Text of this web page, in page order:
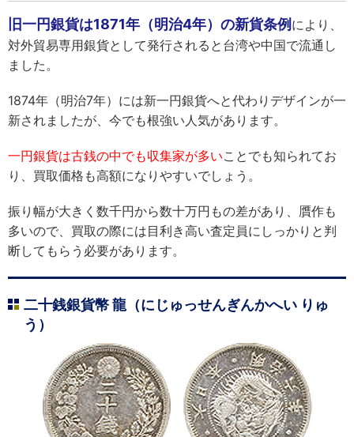
旧一円銀貨は1871年（明治4年）の新貨条例 により、
対外貿易専用銀貨として発行されると台湾や中国で流通し
ました。
1874年（明治7年）には新一円銀貨へと代わりデザインが一
新されましたが、今でも根強い人気があります。
一円銀貨は古銭の中でも収集家が多いことでも知られてお
り、買取価格も高額になりやすいでしょう。
振り幅が大きく数千円から数十万円もの差があり、贋作も
多いので、買取の際には目利き高い査定員にしっかりと判
断してもらう必要があります。
二十銭銀貨幣 龍（にじゅっせんぎんかへい りゅ
う）